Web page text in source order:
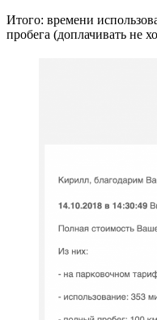
Итого: времени
пробега (доплачивать не